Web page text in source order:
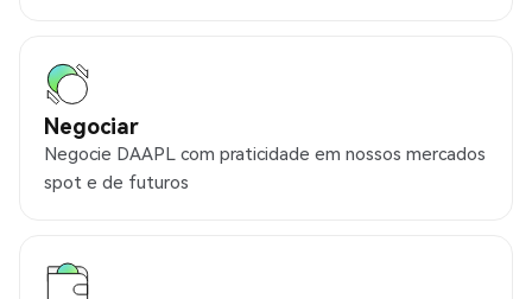
Negociar
Negocie DAAPL com praticidade em nossos mercados
spot e de futuros